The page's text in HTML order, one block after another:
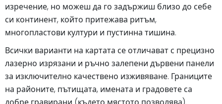
изречение, но можеш да го задържиш близо до себе
си континент, който притежава ритъм,
многопластови култури и пустинна тишина.
Всички варианти на картата се отличават с прецизно
лазерно изрязани и ръчно залепени дървени панели
за изключително качествено изживяване. Границите
на районите, пътищата, имената и градовете са